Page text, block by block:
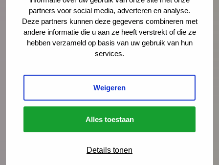
partners voor social media, adverteren en analyse.
Deze partners kunnen deze gegevens combineren met
andere informatie die u aan ze heeft verstrekt of die ze
hebben verzameld op basis van uw gebruik van hun
services.
Weigeren
Alles toestaan
Details tonen
Meer nieuws